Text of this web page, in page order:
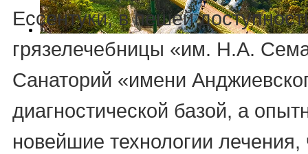
Ессентуки, в пешей
грязелечебницы «им. Н.А.
Санаторий «имени
диагностической базой, а
новейшие технологии лечения,